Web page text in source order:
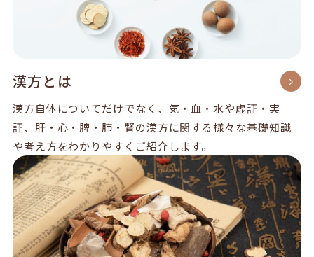
漢方とは
漢方自体についてだけでなく、気・血・水や虚証・実
証、肝・心・脾・肺・腎の漢方に関する様々な基礎知識
や考え方をわかりやすくご紹介します。